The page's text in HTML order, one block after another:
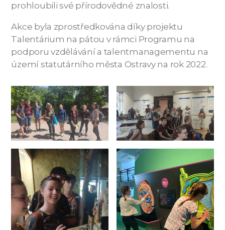
prohloubili své přírodovědné znalosti.
Akce byla zprostředkována díky projektu
Talentárium na pátou v rámci Programu na
podporu vzdělávání a talentmanagementu na
území statutárního města Ostravy na rok 2022.